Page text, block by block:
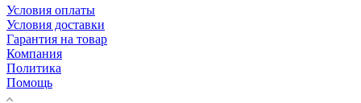
Условия оплаты
Условия доставки
Гарантия на товар
Компания
Политика
Помощь